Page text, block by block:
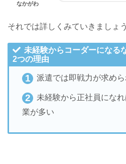
なかがわ
それでは詳しくみていきましょう
未経験からコーダーになる
2つの理由
派遣では即戦力が求めら
未経験から正社員にな
業が多い